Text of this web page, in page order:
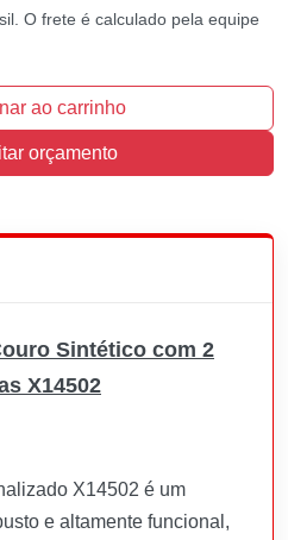
O frete é calculado pela equipe
ao carrinho
orçamento
Sintético com 2
X14502
X14502 é um
e altamente funcional,